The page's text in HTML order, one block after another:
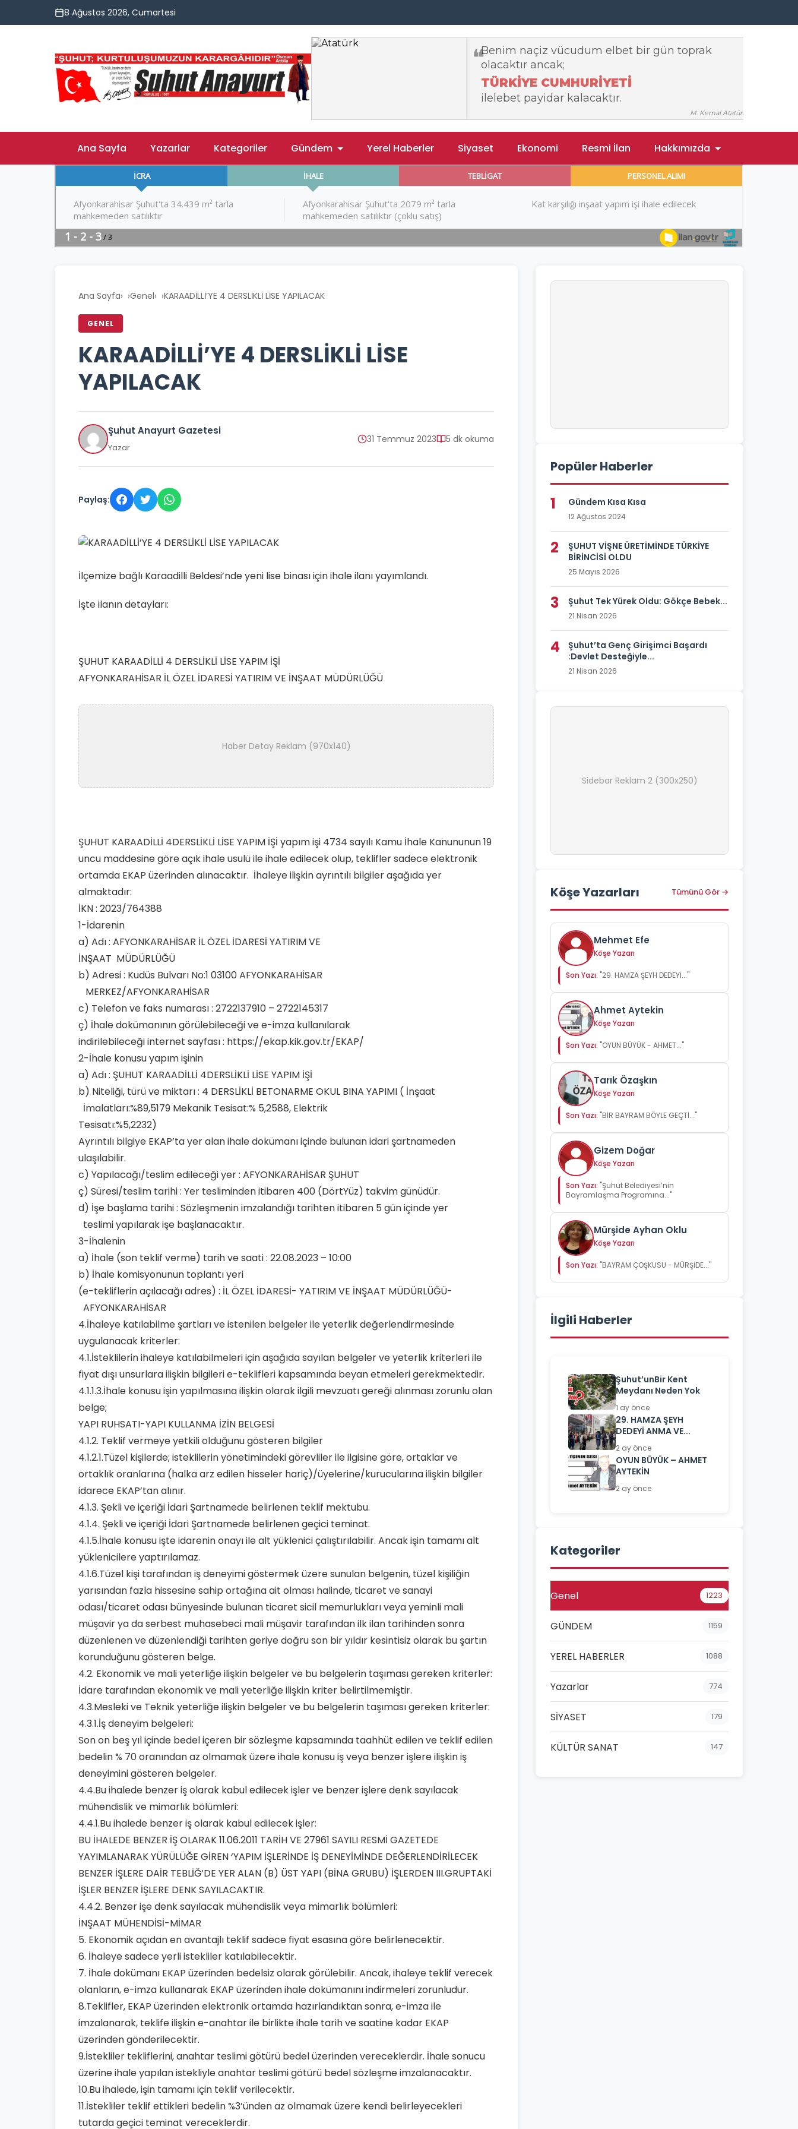
8 Ağustos 2026, Cumartesi
Ana Sayfa Yazarlar Kategoriler Gündem Yerel Haberler Siyaset Ekonomi Resmi İlan Hakkımızda
Ana Sayfa› Genel› KARAADİLLİ’YE 4 DERSLİKLİ LİSE YAPILACAK
GENEL
KARAADİLLİ’YE 4 DERSLİKLİ LİSE
YAPILACAK
Şuhut Anayurt Gazetesi
Yazar
31 Temmuz 2023 5 dk okuma
Paylaş:
İlçemize bağlı Karaadilli Beldesi’nde yeni lise binası için ihale ilanı yayımlandı.
İşte ilanın detayları:
ŞUHUT KARAADİLLİ 4 DERSLİKLİ LİSE YAPIM İŞİ
AFYONKARAHİSAR İL ÖZEL İDARESİ YATIRIM VE İNŞAAT MÜDÜRLÜĞÜ
Haber Detay Reklam (970x140)
ŞUHUT KARAADİLLİ 4DERSLİKLİ LİSE YAPIM İŞİ yapım işi 4734 sayılı Kamu İhale Kanununun 19
uncu maddesine göre açık ihale usulü ile ihale edilecek olup, teklifler sadece elektronik
ortamda EKAP üzerinden alınacaktır. İhaleye ilişkin ayrıntılı bilgiler aşağıda yer
almaktadır:
İKN : 2023/764388
1-İdarenin
a) Adı : AFYONKARAHİSAR İL ÖZEL İDARESİ YATIRIM VE
İNŞAAT MÜDÜRLÜĞÜ
b) Adresi : Kudüs Bulvarı No:1 03100 AFYONKARAHİSAR
MERKEZ/AFYONKARAHİSAR
c) Telefon ve faks numarası : 2722137910 – 2722145317
ç) İhale dokümanının görülebileceği ve e-imza kullanılarak
indirilebileceği internet sayfası : https://ekap.kik.gov.tr/EKAP/
2-İhale konusu yapım işinin
a) Adı : ŞUHUT KARAADİLLİ 4DERSLİKLİ LİSE YAPIM İŞİ
b) Niteliği, türü ve miktarı : 4 DERSLİKLİ BETONARME OKUL BINA YAPIMI ( İnşaat
İmalatları:%89,5179 Mekanik Tesisat:% 5,2588, Elektrik
Tesisatı:%5,2232)
Ayrıntılı bilgiye EKAP’ta yer alan ihale dokümanı içinde bulunan idari şartnameden
ulaşılabilir.
c) Yapılacağı/teslim edileceği yer : AFYONKARAHİSAR ŞUHUT
ç) Süresi/teslim tarihi : Yer tesliminden itibaren 400 (DörtYüz) takvim günüdür.
d) İşe başlama tarihi : Sözleşmenin imzalandığı tarihten itibaren 5 gün içinde yer
teslimi yapılarak işe başlanacaktır.
3-İhalenin
a) İhale (son teklif verme) tarih ve saati : 22.08.2023 – 10:00
b) İhale komisyonunun toplantı yeri
(e-tekliflerin açılacağı adres) : İL ÖZEL İDARESİ- YATIRIM VE İNŞAAT MÜDÜRLÜĞÜ-
AFYONKARAHİSAR
4.İhaleye katılabilme şartları ve istenilen belgeler ile yeterlik değerlendirmesinde
uygulanacak kriterler:
4.1.İsteklilerin ihaleye katılabilmeleri için aşağıda sayılan belgeler ve yeterlik kriterleri ile
fiyat dışı unsurlara ilişkin bilgileri e-teklifleri kapsamında beyan etmeleri gerekmektedir.
4.1.1.3.İhale konusu işin yapılmasına ilişkin olarak ilgili mevzuatı gereği alınması zorunlu olan
belge;
YAPI RUHSATI-YAPI KULLANMA İZİN BELGESİ
4.1.2. Teklif vermeye yetkili olduğunu gösteren bilgiler
4.1.2.1.Tüzel kişilerde; isteklilerin yönetimindeki görevliler ile ilgisine göre, ortaklar ve
ortaklık oranlarına (halka arz edilen hisseler hariç)/üyelerine/kurucularına ilişkin bilgiler
idarece EKAP’tan alınır.
4.1.3. Şekli ve içeriği İdari Şartnamede belirlenen teklif mektubu.
4.1.4. Şekli ve içeriği İdari Şartnamede belirlenen geçici teminat.
4.1.5.İhale konusu işte idarenin onayı ile alt yüklenici çalıştırılabilir. Ancak işin tamamı alt
yüklenicilere yaptırılamaz.
4.1.6.Tüzel kişi tarafından iş deneyimi göstermek üzere sunulan belgenin, tüzel kişiliğin
yarısından fazla hissesine sahip ortağına ait olması halinde, ticaret ve sanayi
odası/ticaret odası bünyesinde bulunan ticaret sicil memurlukları veya yeminli mali
müşavir ya da serbest muhasebeci mali müşavir tarafından ilk ilan tarihinden sonra
düzenlenen ve düzenlendiği tarihten geriye doğru son bir yıldır kesintisiz olarak bu şartın
korunduğunu gösteren belge.
4.2. Ekonomik ve mali yeterliğe ilişkin belgeler ve bu belgelerin taşıması gereken kriterler:
İdare tarafından ekonomik ve mali yeterliğe ilişkin kriter belirtilmemiştir.
4.3.Mesleki ve Teknik yeterliğe ilişkin belgeler ve bu belgelerin taşıması gereken kriterler:
4.3.1.İş deneyim belgeleri:
Son on beş yıl içinde bedel içeren bir sözleşme kapsamında taahhüt edilen ve teklif edilen
bedelin % 70 oranından az olmamak üzere ihale konusu iş veya benzer işlere ilişkin iş
deneyimini gösteren belgeler.
4.4.Bu ihalede benzer iş olarak kabul edilecek işler ve benzer işlere denk sayılacak
mühendislik ve mimarlık bölümleri:
4.4.1.Bu ihalede benzer iş olarak kabul edilecek işler:
BU İHALEDE BENZER İŞ OLARAK 11.06.2011 TARİH VE 27961 SAYILI RESMİ GAZETEDE
YAYIMLANARAK YÜRÜLÜĞE GİREN ‘YAPIM İŞLERİNDE İŞ DENEYİMİNDE DEĞERLENDİRİLECEK
BENZER İŞLERE DAİR TEBLİĞ’DE YER ALAN (B) ÜST YAPI (BİNA GRUBU) İŞLERDEN III.GRUPTAKİ
İŞLER BENZER İŞLERE DENK SAYILACAKTIR.
4.4.2. Benzer işe denk sayılacak mühendislik veya mimarlık bölümleri:
İNŞAAT MÜHENDİSİ-MİMAR
5. Ekonomik açıdan en avantajlı teklif sadece fiyat esasına göre belirlenecektir.
6. İhaleye sadece yerli istekliler katılabilecektir.
7. İhale dokümanı EKAP üzerinden bedelsiz olarak görülebilir. Ancak, ihaleye teklif verecek
olanların, e-imza kullanarak EKAP üzerinden ihale dokümanını indirmeleri zorunludur.
8.Teklifler, EKAP üzerinden elektronik ortamda hazırlandıktan sonra, e-imza ile
imzalanarak, teklife ilişkin e-anahtar ile birlikte ihale tarih ve saatine kadar EKAP
üzerinden gönderilecektir.
9.İstekliler tekliflerini, anahtar teslimi götürü bedel üzerinden vereceklerdir. İhale sonucu
üzerine ihale yapılan istekliyle anahtar teslimi götürü bedel sözleşme imzalanacaktır.
10.Bu ihalede, işin tamamı için teklif verilecektir.
11.İstekliler teklif ettikleri bedelin %3’ünden az olmamak üzere kendi belirleyecekleri
tutarda geçici teminat vereceklerdir.
Popüler Haberler
1 Gündem Kısa Kısa
12 Ağustos 2024
2
ŞUHUT VİŞNE ÜRETİMİNDE TÜRKİYE
BİRİNCİSİ OLDU
25 Mayıs 2026
3 Şuhut Tek Yürek Oldu: Gökçe Bebek...
21 Nisan 2026
4
Şuhut’ta Genç Girişimci Başardı
:Devlet Desteğiyle...
21 Nisan 2026
Sidebar Reklam 2 (300x250)
Köşe Yazarları Tümünü Gör →
Mehmet Efe
Köşe Yazarı
Son Yazı: "29. HAMZA ŞEYH DEDEYİ..."
Ahmet Aytekin
Köşe Yazarı
Son Yazı: "OYUN BÜYÜK - AHMET..."
Tarık Özaşkın
Köşe Yazarı
Son Yazı: "BİR BAYRAM BÖYLE GEÇTİ..."
Gizem Doğar
Köşe Yazarı
Son Yazı: "Şuhut Belediyesi’nin
Bayramlaşma Programına..."
Mürşide Ayhan Oklu
Köşe Yazarı
Son Yazı: "BAYRAM ÇOŞKUSU - MÜRŞİDE..."
İlgili Haberler
Şuhut’unBir Kent
Meydanı Neden Yok
1 ay önce
29. HAMZA ŞEYH
DEDEYİ ANMA VE...
2 ay önce
OYUN BÜYÜK – AHMET
AYTEKİN
2 ay önce
Kategoriler
Genel 1223
GÜNDEM 1159
YEREL HABERLER 1088
Yazarlar 774
SİYASET 179
KÜLTÜR SANAT 147